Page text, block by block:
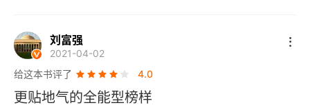
建设人间之城：独立与公民参与
共济会：提升社会地位
大觉醒运动：与启蒙时代背道而驰
人类的生活产生了深远的影响。他发明了双焦距眼
镜、避雷针、导尿管、节能炉子、游泳镜和脚蹼
等，这些发明不仅改善了人们的生活质量，还推动
了人类文明的进步。富兰克林还是一位杰出的商人
刘富强
2021-04-02
给这本书评了
4.0
更贴地气的全能型榜样